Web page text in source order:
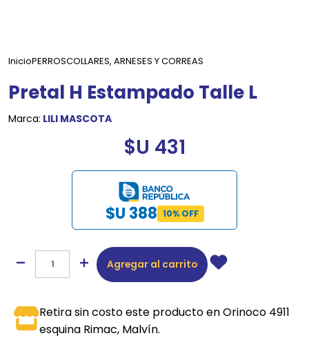
InicioPERROSCOLLARES, ARNESES Y CORREAS
Pretal H Estampado Talle L
Marca: LILI MASCOTA
$U 431
$U 388 10% OFF
Agregar al carrito
Retira sin costo este producto en Orinoco 4911
esquina Rimac, Malvín.